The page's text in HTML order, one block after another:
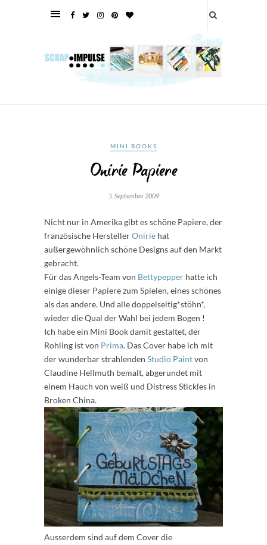
MINI BOOKS
Onirie Papiere
5. September 2009
Nicht nur in Amerika gibt es schöne Papiere, der
französische HerstellerOnirie hat
außergewöhnlich schöne Designs auf den Markt
gebracht.
Für das Angels-Team von Bettypepper hatte ich
einige dieser Papiere zum Spielen, eines schönes
als das andere. Und alle doppelseitig*stöhn*,
wieder die Qual der Wahl bei jedem Bogen !
Ich habe ein Mini Book damit gestaltet, der
Rohling ist von Prima. Das Cover habe ich mit
der wunderbar strahlenden Studio Paintvon
Claudine Hellmuth bemalt, abgerundet mit
einem Hauch von weiß und Distress Stickles in
Broken China.
Ausserdem sind auf dem Cover die